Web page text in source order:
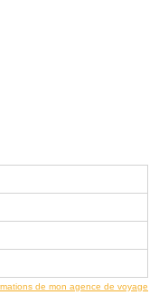
de mon agence de voyage